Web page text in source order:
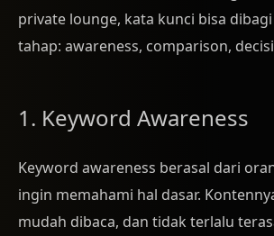
private lounge, kata kunci bisa
tahap: awareness, comparison,
1. Keyword Awareness
Keyword awareness berasal dari
ingin memahami hal dasar.
mudah dibaca, dan tidak terlalu